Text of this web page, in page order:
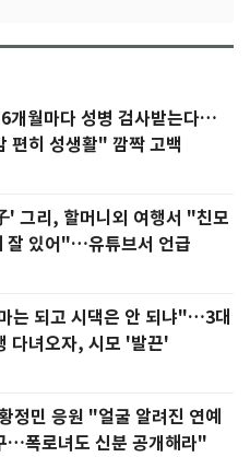
개월마다 성병 검사받는다…
편히 성생활" 깜짝 고백
' 그리, 할머니외 여행서 "친모
잘 있어"…유튜브서 언급
는 되고 시댁은 안 되냐"…3대
다녀오자, 시모 '발끈'
정민 응원 "얼굴 알려진 연예
…폭로녀도 신분 공개해라"